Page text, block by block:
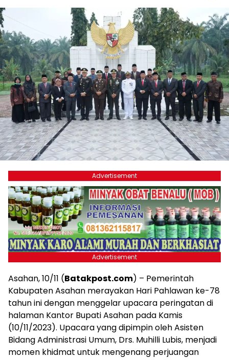
Advertisement
Advertisement
Asahan, 10/11 (Batakpost.com) – Pemerintah
Kabupaten Asahan merayakan Hari Pahlawan ke-78
tahun ini dengan menggelar upacara peringatan di
halaman Kantor Bupati Asahan pada Kamis
(10/11/2023). Upacara yang dipimpin oleh Asisten
Bidang Administrasi Umum, Drs. Muhilli Lubis, menjadi
momen khidmat untuk mengenang perjuangan